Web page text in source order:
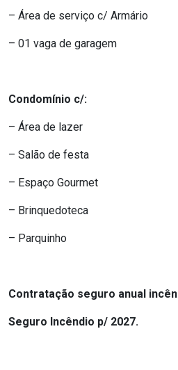
– Área de serviço c/ Armário
– 01 vaga de garagem
Condomínio c/:
– Área de lazer
– Salão de festa
– Espaço Gourmet
– Brinquedoteca
– Parquinho
Contratação seguro anual
Seguro Incêndio p/ 2027.